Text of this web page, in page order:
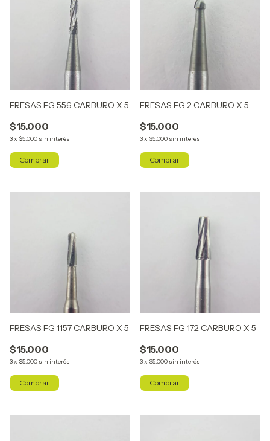
FRESAS FG 556 CARBURO X 5
$15.000
3x $5.000 sin interés
FRESAS FG 2 CARBURO X 5
$15.000
3x $5.000 sin interés
FRESAS FG 1157 CARBURO X 5
$15.000
3x $5.000 sin interés
FRESAS FG 172 CARBURO X 5
$15.000
3x $5.000 sin interés